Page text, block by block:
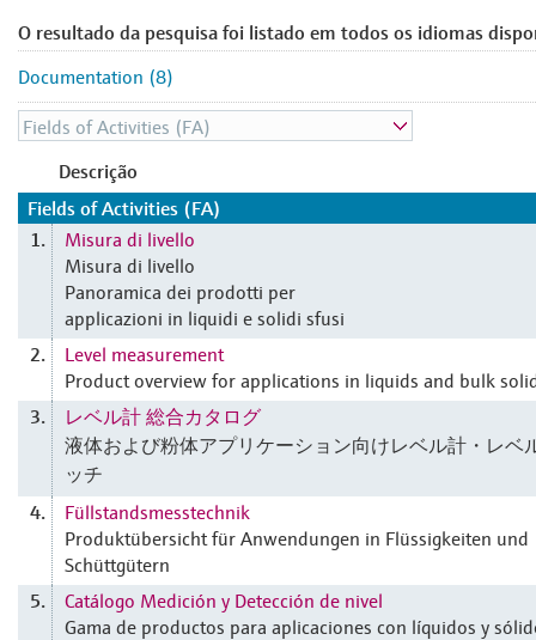
O resultado da pesquisa foi listado em todos os idiomas
Documentation (8)
Descrição
Fields of Activities (FA)
1.
Misura di livello
Misura di livello
Panoramica dei prodotti per
applicazioni in liquidi e solidi sfusi
2.
Level measurement
Product overview for applications in liquids and bulk
3.
レベル計 総合カタログ
液体および粉体アプリケーション向けレベル計・レベ
ッチ
4.
Füllstandsmesstechnik
Produktübersicht für Anwendungen in Flüssigkeiten und
Schüttgütern
5.
Catálogo Medición y Detección de nivel
Gama de productos para aplicaciones con líquidos y